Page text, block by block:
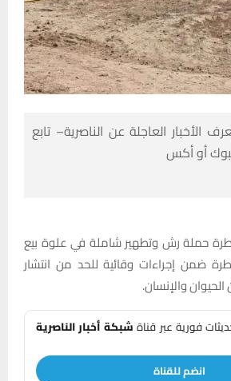
العاجلة عن الناصرية– تابع
أو أكس
حملة رش وتطهير شاملة في علوة بيع
ضمن إجراءات وقائية للحد من انتشار
والإنسان.
فورية عبر قناةشبكة أخبار الناصرية
انضم للقناة